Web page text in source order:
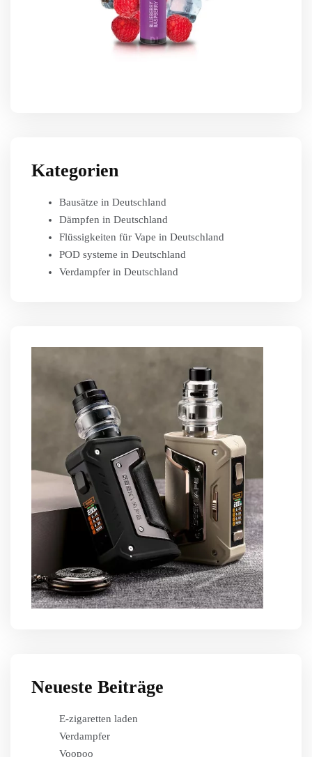
Kategorien
Bausätze in Deutschland
Dämpfen in Deutschland
Flüssigkeiten für Vape in Deutschland
POD systeme in Deutschland
Verdampfer in Deutschland
Neueste Beiträge
E-zigaretten laden
Verdampfer
Voopoo